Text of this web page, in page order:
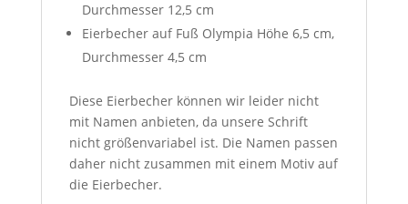
Durchmesser 12,5 cm
Eierbecher auf Fuß Olympia Höhe 6,5 cm,
Durchmesser 4,5 cm
Diese Eierbecher können wir leider nicht
mit Namen anbieten, da unsere Schrift
nicht größenvariabel ist. Die Namen passen
daher nicht zusammen mit einem Motiv auf
die Eierbecher.